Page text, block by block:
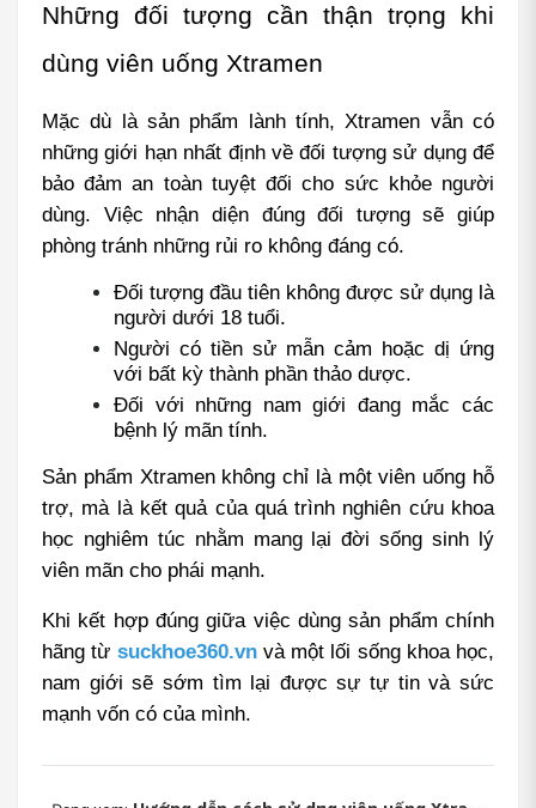
Những đối tượng cần thận trọng khi
dùng viên uống Xtramen
Mặc dù là sản phẩm lành tính, Xtramen vẫn có
những giới hạn nhất định về đối tượng sử dụng để
bảo đảm an toàn tuyệt đối cho sức khỏe người
dùng. Việc nhận diện đúng đối tượng sẽ giúp
phòng tránh những rủi ro không đáng có.
Đối tượng đầu tiên không được sử dụng là
người dưới 18 tuổi.
Người có tiền sử mẫn cảm hoặc dị ứng
với bất kỳ thành phần thảo dược.
Đối với những nam giới đang mắc các
bệnh lý mãn tính.
Sản phẩm Xtramen không chỉ là một viên uống hỗ
trợ, mà là kết quả của quá trình nghiên cứu khoa
học nghiêm túc nhằm mang lại đời sống sinh lý
viên mãn cho phái mạnh.
Khi kết hợp đúng giữa việc dùng sản phẩm chính
hãng từ suckhoe360.vn và một lối sống khoa học,
nam giới sẽ sớm tìm lại được sự tự tin và sức
mạnh vốn có của mình.